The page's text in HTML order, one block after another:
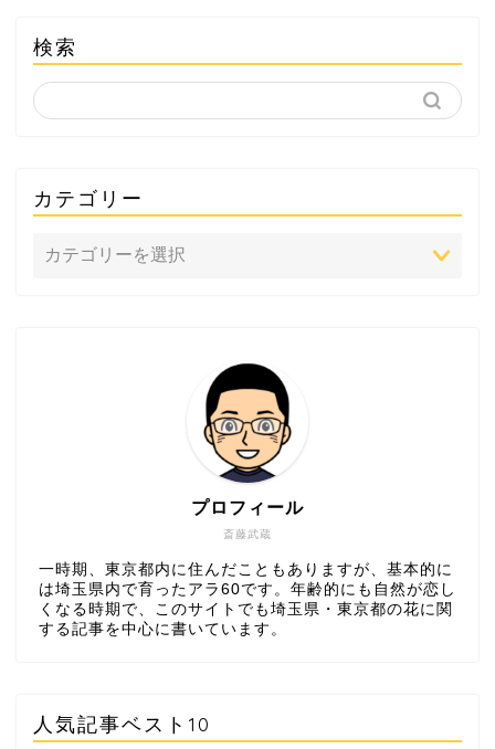
検索
カテゴリー
斎藤武蔵
プロフィール
一時期、東京都内に住んだこともありますが、基本的に
は埼玉県内で育ったアラ60です。年齢的にも自然が恋し
くなる時期で、このサイトでも埼玉県・東京都の花に関
する記事を中心に書いています。
人気記事ベスト10